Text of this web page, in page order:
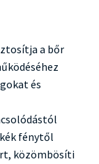
a bőr
és
fénytől
közömbösíti